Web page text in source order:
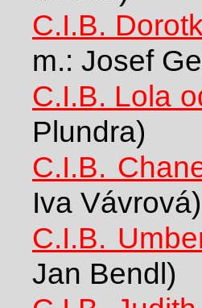
C.I.B.
m.: Josef
C.I.B. Lola
Plundra)
C.I.B.
Iva Vávrová)
C.I.B.
Jan Bendl)